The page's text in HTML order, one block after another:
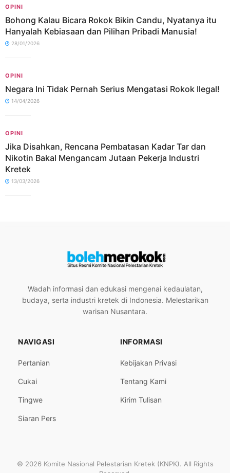
OPINI
Bohong Kalau Bicara Rokok Bikin Candu, Nyatanya itu
Hanyalah Kebiasaan dan Pilihan Pribadi Manusia!
28/01/2026
OPINI
Negara Ini Tidak Pernah Serius Mengatasi Rokok Ilegal!
14/04/2026
OPINI
Jika Disahkan, Rencana Pembatasan Kadar Tar dan
Nikotin Bakal Mengancam Jutaan Pekerja Industri
Kretek
13/03/2026
Wadah informasi dan edukasi mengenai kedaulatan,
budaya, serta industri kretek di Indonesia. Melestarikan
warisan Nusantara.
NAVIGASI
Pertanian
Cukai
Tingwe
Siaran Pers
INFORMASI
Kebijakan Privasi
Tentang Kami
Kirim Tulisan
© 2026 Komite Nasional Pelestarian Kretek (KNPK). All Rights